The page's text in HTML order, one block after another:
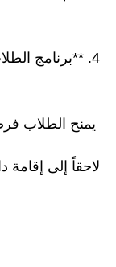
4. **برنامج الطلاب الدوليين**:
يمنح الطلاب
لاحقاً إلى إقامة